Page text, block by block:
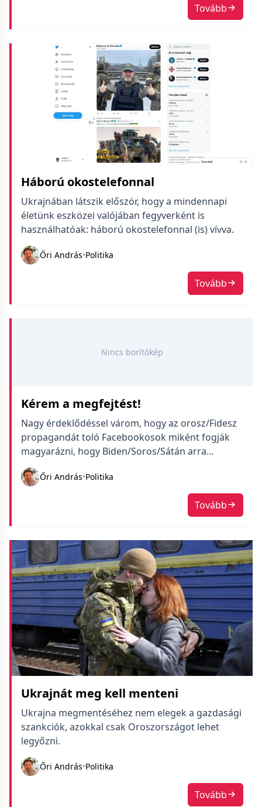
Tovább
Háború okostelefonnal
Ukrajnában látszik először, hogy a mindennapi
életünk eszközei valójában fegyverként is
használhatóak: háború okostelefonnal (is) vívva.
Őri András•Politika
Tovább
Nincs borítókép
Kérem a megfejtést!
Nagy érdeklődéssel várom, hogy az orosz/Fidesz
propagandát toló Facebookosok miként fogják
magyarázni, hogy Biden/Soros/Sátán arra
kényszeríti Szent Putyint, hogy bombázzon egy
atomerőművet.
Őri András•Politika
Tovább
Ukrajnát meg kell menteni
Ukrajna megmentéséhez nem elegek a gazdasági
szankciók, azokkal csak Oroszországot lehet
legyőzni.
Őri András•Politika
Tovább